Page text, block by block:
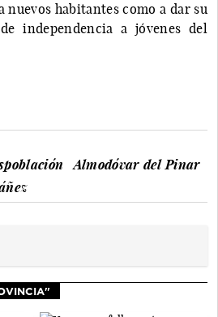
nuevos habitantes como a dar su
independencia a jóvenes del
Almodóvar del Pinar